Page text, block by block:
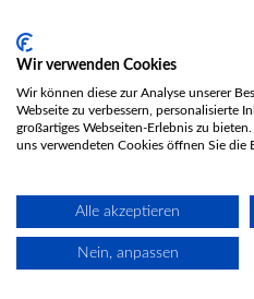
für eine Ölmassage-
Preis dem individuellen Preis
Studios. Jedes Studio hat
unserem System hinterlegt
eingelöst?
Jeder Gutschein hat eine
Wir verwenden Cookies
Wir können diese zur Analyse unserer
Webseite zu verbessern, personalisierte
großartiges Webseiten-Erlebnis zu
uns verwendeten Cookies öffnen Sie die
Alle akzeptieren
Nein, anpassen